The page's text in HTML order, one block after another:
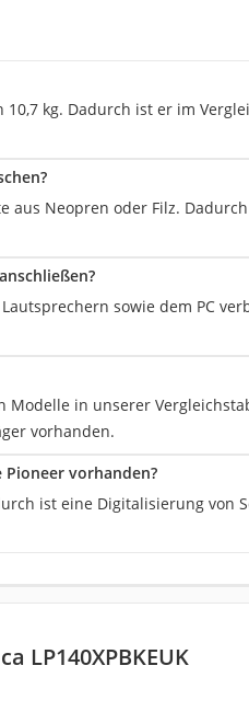
10,7 kg. Dadurch ist er im
aus Neopren oder Filz.
sowie dem PC
Modelle in unserer
vorhanden.
Pioneer vorhanden?
ist eine Digitalisierung von
LP140XPBKEUK